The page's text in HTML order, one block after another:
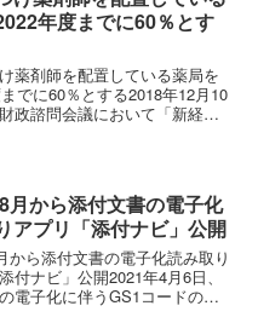
年度までに60％とす
薬剤師を配置している薬局を
でに60％とする2018年12月10
政諮問会議において「新経
...
月から添付文書の電子化
アプリ「添付ナビ」公開
から添付文書の電子化読み取り
付ナビ」公開2021年4月6日、
電子化に伴うGS1コードの読